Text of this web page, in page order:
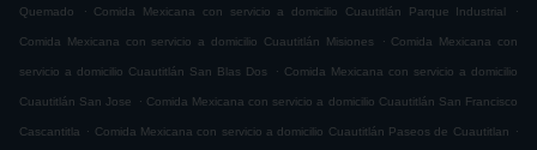
Quemado . Comida Mexicana con servicio a domicilio Cuautitlán Parque Industrial .
Comida Mexicana con servicio a domicilio Cuautitlán Misiones . Comida Mexicana con
servicio a domicilio Cuautitlán San Blas Dos . Comida Mexicana con servicio a domicilio
Cuautitlán San Jose . Comida Mexicana con servicio a domicilio Cuautitlán San Francisco
Cascantitla . Comida Mexicana con servicio a domicilio Cuautitlán Paseos de Cuautitlan .